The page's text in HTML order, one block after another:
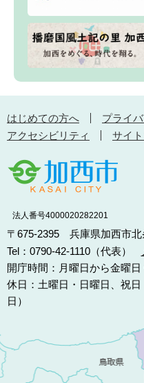
はじめての方へ
プライ
アクセシビリティ
サイ
法人番号4000020282201
〒675-2395 兵庫県加西市北
Tel：0790-42-1110（代表）
開庁時間：月曜日から金曜
休日：土曜日・日曜日、祝
日）